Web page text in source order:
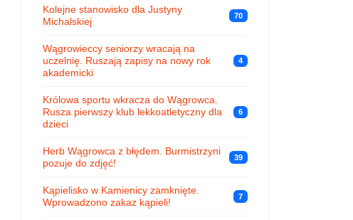
Kolejne stanowisko dla Justyny
Michalskiej
70
Wągrowieccy seniorzy wracają na
uczelnię. Ruszają zapisy na nowy rok
akademicki
4
Królowa sportu wkracza do Wągrowca.
Rusza pierwszy klub lekkoatletyczny dla
dzieci
6
Herb Wągrowca z błędem. Burmistrzyni
pozuje do zdjęć!
39
Kąpielisko w Kamienicy zamknięte.
Wprowadzono zakaz kąpieli!
7